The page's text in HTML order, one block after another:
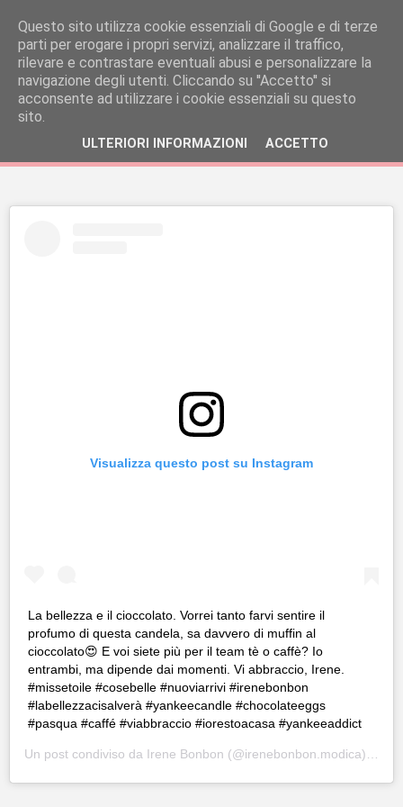
Visualizza questo post su Instagram
La bellezza e il cioccolato. Vorrei tanto farvi sentire il
profumo di questa candela, sa davvero di muffin al
cioccolato😍 E voi siete più per il team tè o caffè? Io
entrambi, ma dipende dai momenti. Vi abbraccio, Irene.
#missetoile #cosebelle #nuoviarrivi #irenebonbon
#labellezzacisalverà #yankeecandle #chocolateeggs
#pasqua #caffé #viabbraccio #iorestoacasa #yankeeaddict
Un post condiviso da Irene Bonbon (@irenebonbon.modica) in data:
Questo sito utilizza cookie essenziali di Google e di terze
parti per erogare i propri servizi, analizzare il traffico,
rilevare e contrastare eventuali abusi e personalizzare la
navigazione degli utenti. Cliccando su ''Accetto'' si
acconsente ad utilizzare i cookie essenziali su questo
sito.
ULTERIORI INFORMAZIONI ACCETTO